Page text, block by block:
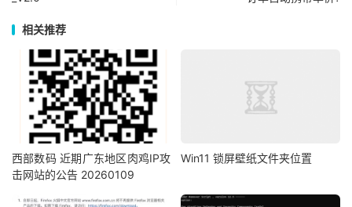
相关推荐
西部数码 近期广东地区肉鸡IP攻
击网站的公告 20260109
Win11 锁屏壁纸文件夹位置